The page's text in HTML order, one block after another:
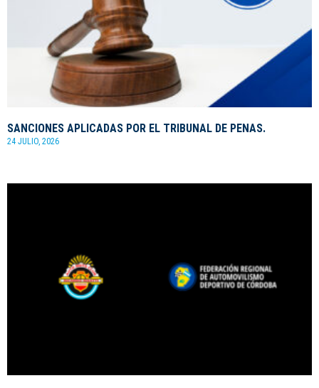
SANCIONES APLICADAS POR EL TRIBUNAL DE PENAS.
24 JULIO, 2026